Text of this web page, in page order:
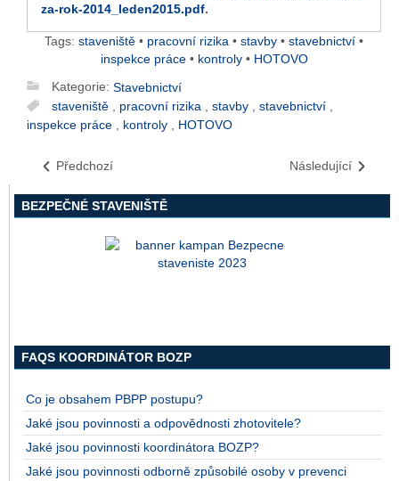
za-rok-2014_leden2015.pdf.
Tags: staveniště • pracovní rizika • stavby • stavebnictví •
inspekce práce• kontroly• HOTOVO
Kategorie: Stavebnictví
staveniště
pracovní rizika stavby stavebnictví
inspekce práce , kontroly , HOTOVO
Předchozí Následující
BEZPEČNÉ STAVENIŠTĚ
FAQS KOORDINÁTOR BOZP
Co je obsahem PBPP postupu?
Jaké jsou povinnosti a odpovědnosti zhotovitele?
Jaké jsou povinnosti koordinátora BOZP?
Jaké jsou povinnosti odborně způsobilé osoby v prevenci